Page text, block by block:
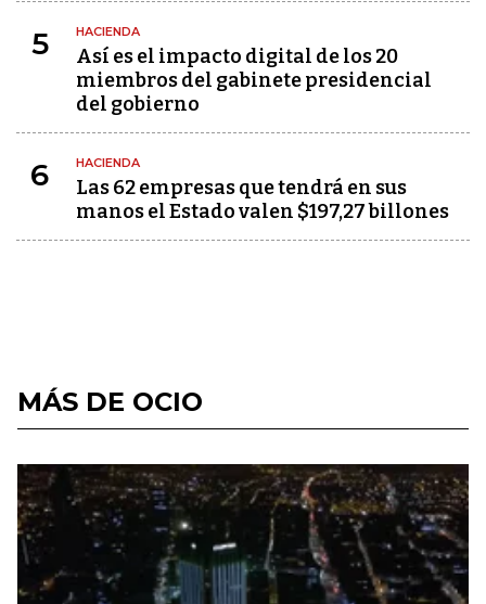
5 HACIENDA
Así es el impacto digital de los 20
miembros del gabinete presidencial
del gobierno
6 HACIENDA
Las 62 empresas que tendrá en sus
manos el Estado valen $197,27 billones
MÁS DE OCIO